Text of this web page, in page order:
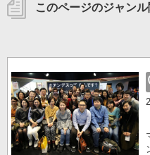
このページのジャン